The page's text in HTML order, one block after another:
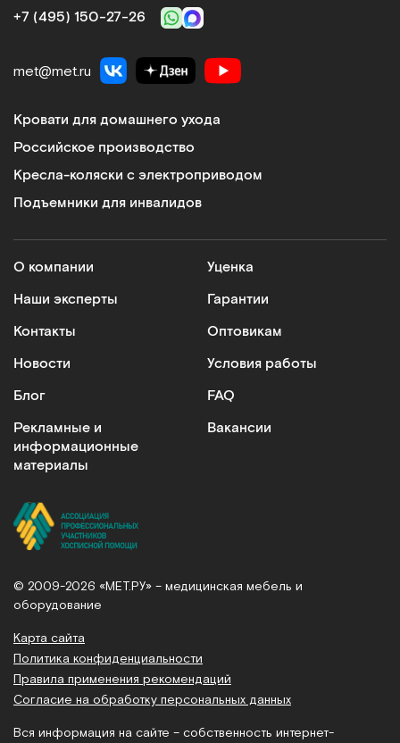
+7 (495) 150‑27‑26
met@met.ru
Кровати для домашнего ухода
Российское производство
Кресла-коляски с электроприводом
Подъемники для инвалидов
О компании
Наши эксперты
Контакты
Новости
Блог
Рекламные и
информационные
материалы
Уценка
Гарантии
Оптовикам
Условия работы
FAQ
Вакансии
© 2009-2026 «МЕТ.РУ» – медицинская мебель и
оборудование
Карта сайта
Политика конфиденциальности
Правила применения рекомендаций
Согласие на обработку персональных данных
Вся информация на сайте – собственность интернет-